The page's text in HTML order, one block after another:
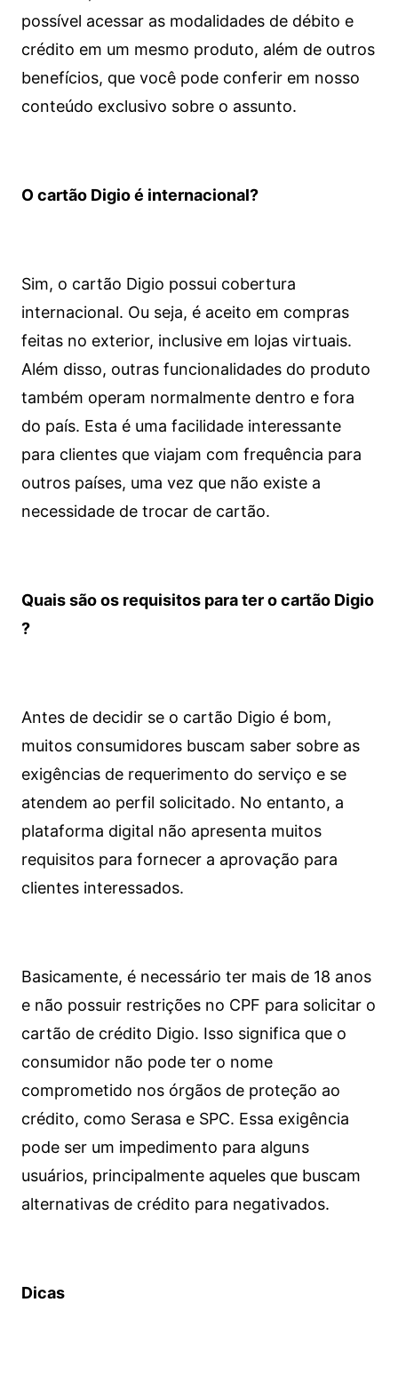
possível acessar as modalidades de débito e
crédito em um mesmo produto, além de outros
benefícios, que você pode conferir em nosso
conteúdo exclusivo sobre o assunto.
O cartão Digio é internacional?
Sim, o cartão Digio possui cobertura
internacional. Ou seja, é aceito em compras
feitas no exterior, inclusive em lojas virtuais.
Além disso, outras funcionalidades do produto
também operam normalmente dentro e fora
do país. Esta é uma facilidade interessante
para clientes que viajam com frequência para
outros países, uma vez que não existe a
necessidade de trocar de cartão.
Quais são os requisitos para ter o cartão Digio
?
Antes de decidir se o cartão Digio é bom,
muitos consumidores buscam saber sobre as
exigências de requerimento do serviço e se
atendem ao perfil solicitado. No entanto, a
plataforma digital não apresenta muitos
requisitos para fornecer a aprovação para
clientes interessados.
Basicamente, é necessário ter mais de 18 anos
e não possuir restrições no CPF para solicitar o
cartão de crédito Digio. Isso significa que o
consumidor não pode ter o nome
comprometido nos órgãos de proteção ao
crédito, como Serasa e SPC. Essa exigência
pode ser um impedimento para alguns
usuários, principalmente aqueles que buscam
alternativas de crédito para negativados.
Dicas